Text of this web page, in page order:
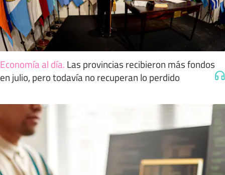
Economía al día. Las provincias recibieron más fondos
en julio, pero todavía no recuperan lo perdido